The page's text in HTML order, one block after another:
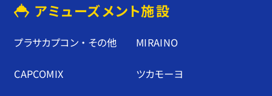
アミューズメント施設
プラサカプコン ・ その他 MIRAINO
CAPCOMIX ツカモーヨ